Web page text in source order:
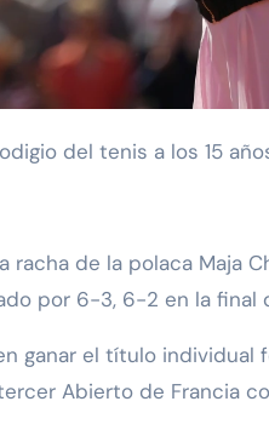
del tenis a los 15
de la polaca Maja
por 6-3, 6-2 en la final
ganar el título individual
Abierto de Francia